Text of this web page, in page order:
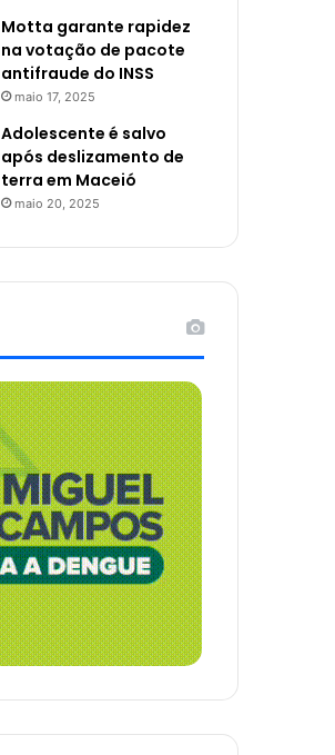
Motta garante rapidez
na votação de pacote
antifraude do INSS
maio 17, 2025
Adolescente é salvo
após deslizamento de
terra em Maceió
maio 20, 2025